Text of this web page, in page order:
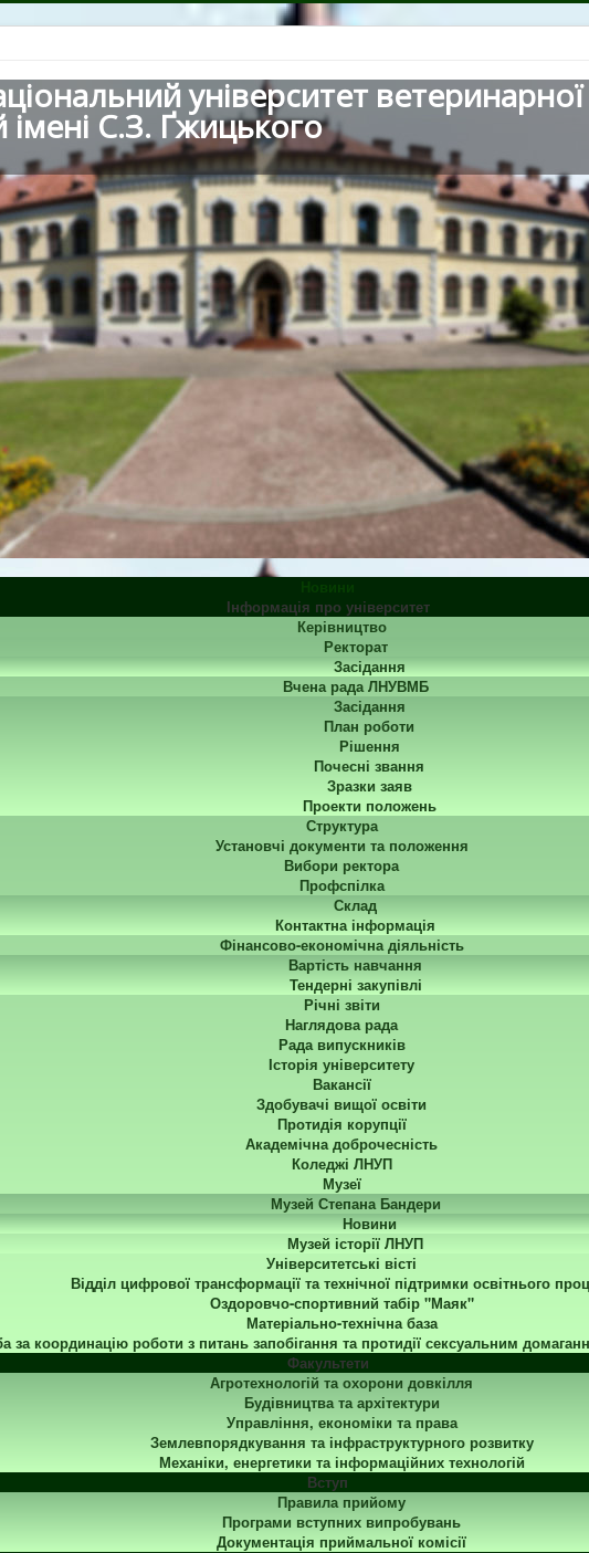
університет
імені С.З. Ґжицького
Інформація про університет
Керівництво
Ректорат
Засідання
Вчена рада ЛНУВМБ
Засідання
План роботи
Рішення
Почесні звання
Зразки заяв
Проекти положень
Структура
Установчі документи та положення
Вибори ректора
Профспілка
Склад
Контактна інформація
Фінансово-економічна діяльність
Вартість навчання
Тендерні закупівлі
Річні звіти
Наглядова рада
Рада випускників
Історія університету
Вакансії
Здобувачі вищої освіти
Протидія корупції
Академічна доброчесність
Коледжі ЛНУП
Музеї
Музей Степана Бандери
Новини
Музей історії ЛНУП
Університетські вісті
Відділ цифрової трансформації та технічної підтримки освітнього
Оздоровчо-спортивний табір "Маяк"
Матеріально-технічна база
за координацію роботи з питань запобігання та протидії сексуальним
Факультети
Агротехнологій та охорони довкілля
Будівництва та архітектури
Управління, економіки та права
Землевпорядкування та інфраструктурного розвитку
Механіки, енергетики та інформаційних технологій
Вступ
Правила прийому
Програми вступних випробувань
Документація приймальної комісії